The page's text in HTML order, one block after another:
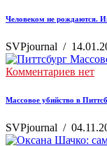
Человеком не рождаются.
SVPjournal /
Комментариев нет
Массовое убийство в
SVPjournal /